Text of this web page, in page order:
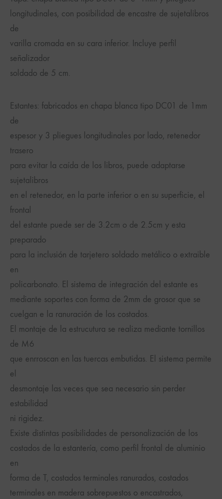
longitudinales, con posibilidad de encastre de sujetalibros
de
varilla cromada en su cara inferior. Incluye perfil
señalizador
soldado de 5 cm.
Estantes: fabricados en chapa blanca tipo DC01 de 1mm
de
espesor y 3 pliegues longitudinales por lado, retenedor
trasero
para evitar la caída de los libros, puede adaptarse
sujetalibros
en el retenedor, en la parte inferior o en su superficie, el
frontal
del estante puede ser de 3.2cm o de 2.5cm y esta
preparado
para la inclusión de tarjetero soldado metálico o extraible
en
policarbonato. El sistema de integración del estante es
mediante soportes con forma de 2mm de grosor que se
cuelgan e la ranuración de los costados.
El montaje de la estrucutura se realiza mediante tornillos
de M6
que enrroscan en las tuercas embutidas. El sistema permite
el
desmontaje las veces que sea necesario sin perder
estabilidad
ni rigidez.
Existe distintas posibilidades de personalización de los
costados de la estantería, como perfil frontal de aluminio
en
forma de T, costados terminales ranurados, costados
terminales en madera sobrepuestos o encastrados,